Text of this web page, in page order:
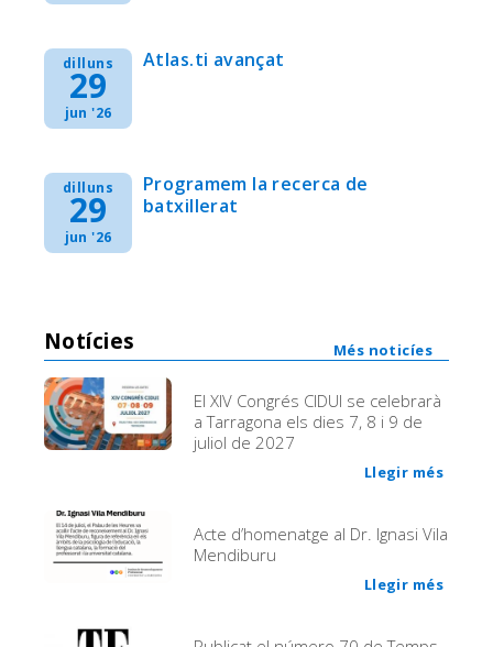
dilluns
29
jun '26
Atlas.ti avançat
dilluns
29
jun '26
Programem la recerca de
batxillerat
Notícies
El XIV Congrés CIDUI se celebrarà
a Tarragona els dies 7, 8 i 9 de
juliol de 2027
Llegir més
Acte d’homenatge al Dr. Ignasi Vila
Mendiburu
Llegir més
Més noticíes